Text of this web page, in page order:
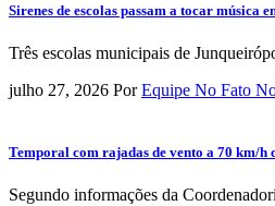
Sirenes de escolas passam a tocar
Três escolas municipais de
julho 27, 2026 Por Equipe No Fato
Temporal com rajadas de vento a 70 km/h
Segundo informações da